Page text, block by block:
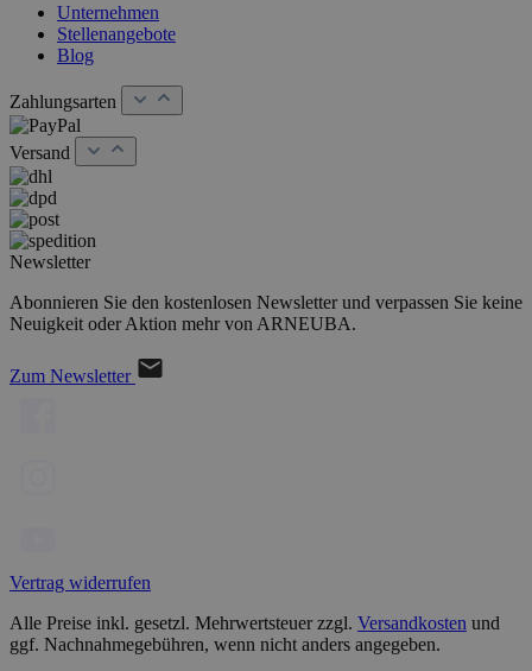
Unternehmen
Stellenangebote
Blog
Zahlungsarten
Versand
Newsletter
Abonnieren Sie den kostenlosen Newsletter und verpassen Sie keine
Neuigkeit oder Aktion mehr von ARNEUBA.
Zum Newsletter
Vertrag widerrufen
Alle Preise inkl. gesetzl. Mehrwertsteuer zzgl. Versandkosten und
ggf. Nachnahmegebühren, wenn nicht anders angegeben.